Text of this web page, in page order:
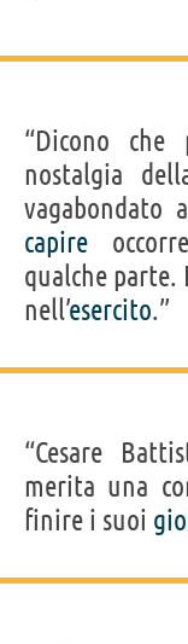
“Dicono che
nostalgia
vagabondato
capire
qualche parte.
nell’esercito.”
“Cesare
merita una
finire i suoi